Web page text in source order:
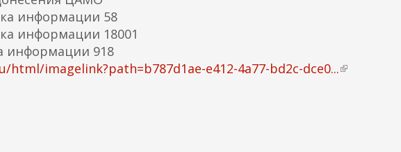
информации 58
информации 18001
информации 918
imagelink?path=b787d1ae-e412-4a77-bd2c-dce0...(